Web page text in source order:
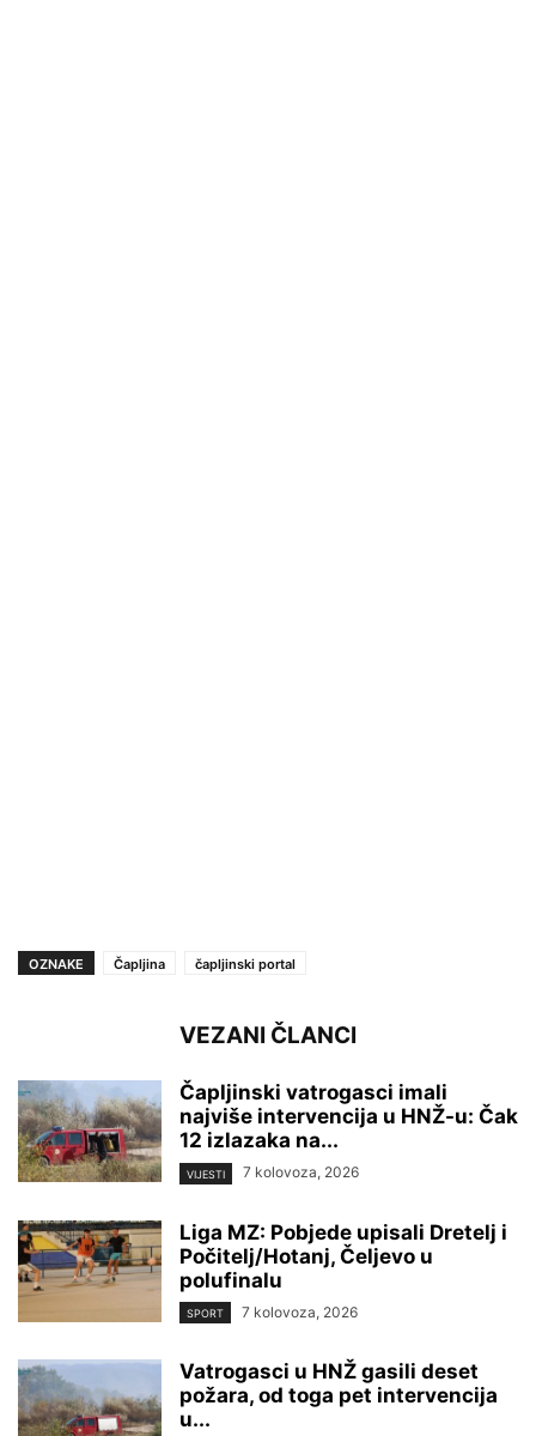
OZNAKE Čapljina čapljinski portal
VEZANI ČLANCI
Čapljinski vatrogasci imali
najviše intervencija u HNŽ-u: Čak
12 izlazaka na...
VIJESTI 7 kolovoza, 2026
Liga MZ: Pobjede upisali Dretelj i
Počitelj/Hotanj, Čeljevo u
polufinalu
SPORT 7 kolovoza, 2026
Vatrogasci u HNŽ gasili deset
požara, od toga pet intervencija
u...